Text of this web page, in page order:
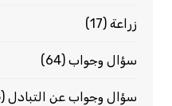
زراعة(17)
سؤال وجواب(64)
سؤال وجواب عن التبادل(5)